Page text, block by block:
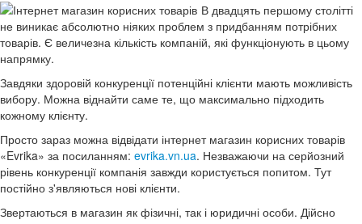
В двадцять першому столітті
не виникає абсолютно ніяких проблем з придбанням потрібних
товарів. Є величезна кількість компаній, які функціонують в цьому
напрямку.
Завдяки здоровій конкуренції потенційні клієнти мають можливість
вибору. Можна віднайти саме те, що максимально підходить
кожному клієнту.
Просто зараз можна відвідати інтернет магазин корисних товарів
«Evrika» за посиланням: evrika.vn.ua. Незважаючи на серйозний
рівень конкуренції компанія завжди користується попитом. Тут
постійно з'являються нові клієнти.
Звертаються в магазин як фізичні, так і юридичні особи. Дійсно